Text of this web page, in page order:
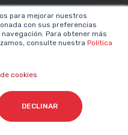
para mejorar nuestros
con sus preferencias
Para obtener más
consulte nuestra Política
cookies
DECLINAR
Política de privacidad
Aviso legal